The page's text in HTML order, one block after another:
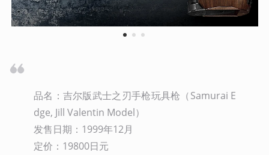
1 2 3
品名：吉尔版武士之刃手枪玩具枪（Samurai E
dge, Jill Valentin Model）
发售日期：1999年12月
定价：19800日元